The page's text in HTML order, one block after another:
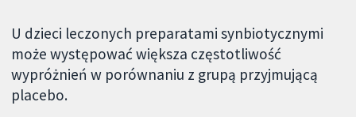
U dzieci leczonych preparatami synbiotycznymi
może występować większa częstotliwość
wypróżnień w porównaniu z grupą przyjmującą
placebo.